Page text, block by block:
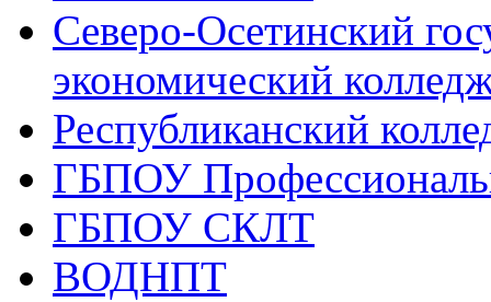
Северо-Осетинский
экономический
Республиканский
ГБПОУ
ГБПОУ СКЛТ
ВОДНПТ